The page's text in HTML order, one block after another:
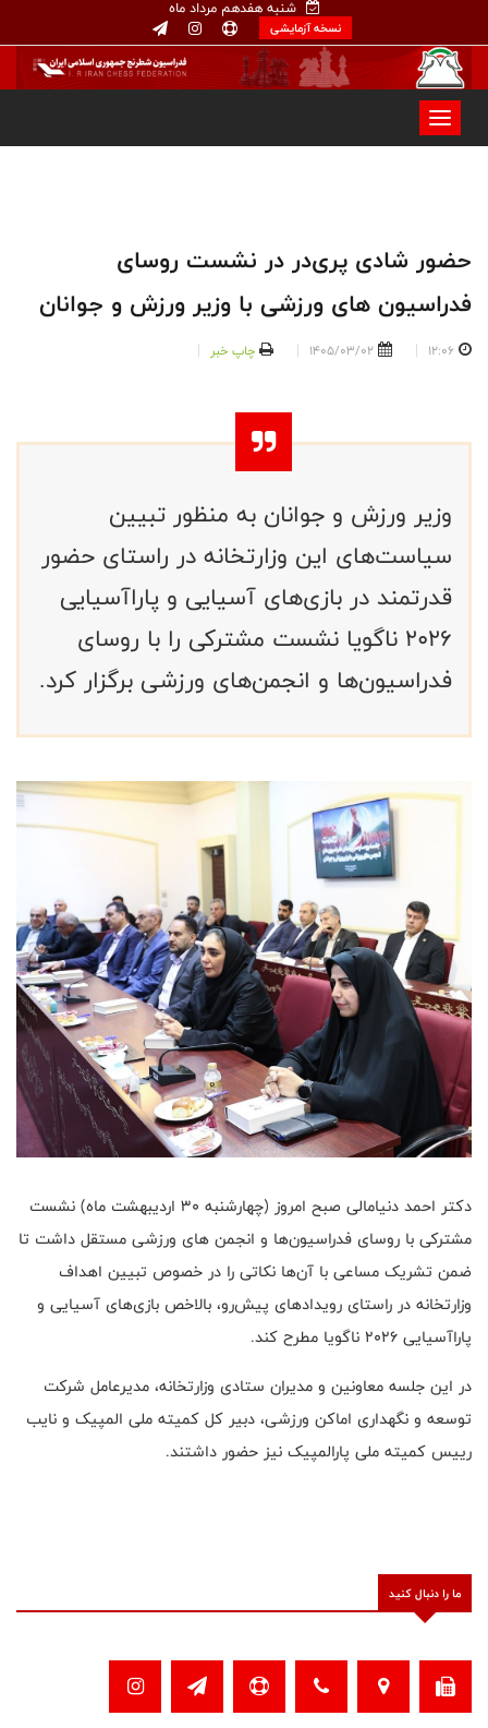
شنبه هفدهم مرداد ماه
نسخه آزمایشی
حضور شادی پری‌‌در در نشست روسای
فدراسیون های ورزشی با وزیر ورزش و جوانان
12:06
1405/03/02 چاپ خبر
وزیر ورزش و جوانان به منظور تبیین
سیاست‌های این وزارتخانه در راستای حضور
قدرتمند در بازی‌های آسیایی و پاراآسیایی
۲۰۲۶ ناگویا نشست مشترکی را با روسای
فدراسیون‌ها و انجمن‌های ورزشی برگزار کرد.
دکتر احمد دنیامالی صبح امروز (چهارشنبه ۳۰ اردیبهشت ماه) نشست
مشترکی با روسای فدراسیون‌ها و انجمن های ورزشی مستقل داشت تا
ضمن تشریک مساعی با آن‌ها نکاتی را در خصوص تبیین اهداف
وزارتخانه در راستای رویدادهای پیش‌رو، بالاخص بازی‌های آسیایی و
پاراآسیایی ۲۰۲۶ ناگویا مطرح کند.
در این جلسه معاونین و مدیران ستادی وزارتخانه، مدیرعامل شرکت
توسعه و نگهداری اماکن ورزشی، دبیر کل کمیته ملی المپیک و نایب
رییس کمیته ملی پارالمپیک نیز حضور داشتند.
ما را دنبال کنید